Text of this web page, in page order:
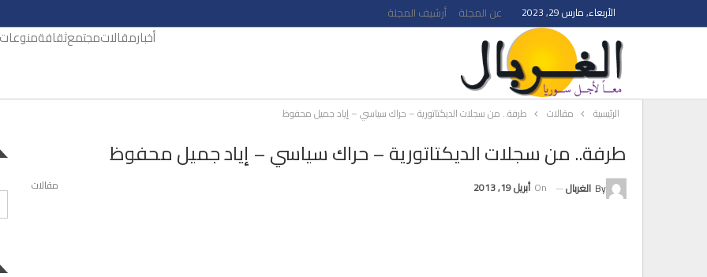
الأربعاء, مارس 29, 2023 عن المجلة أرشيف المجلة
أخبارمقالاتمجتمعثقافةمنوعات
الرئيسية مقالات طرفة.. من سجلات الديكتاتورية – حراك سياسي – إياد جميل محفوظ
طرفة.. من سجلات الديكتاتورية – حراك سياسي – إياد جميل محفوظ
مقالات By الغربال On أبريل 19, 2013